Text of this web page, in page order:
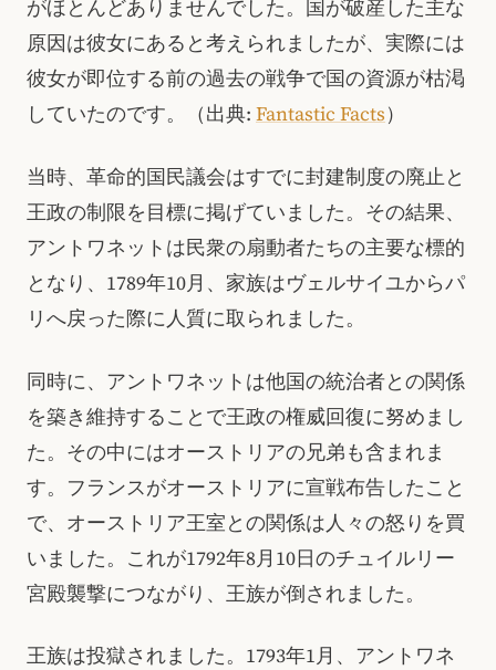
がほとんどありませんでした。国が破産した主な
原因は彼女にあると考えられましたが、実際には
彼女が即位する前の過去の戦争で国の資源が枯渇
していたのです。（出典: Fantastic Facts）
当時、革命的国民議会はすでに封建制度の廃止と
王政の制限を目標に掲げていました。その結果、
アントワネットは民衆の扇動者たちの主要な標的
となり、1789年10月、家族はヴェルサイユからパ
リへ戻った際に人質に取られました。
同時に、アントワネットは他国の統治者との関係
を築き維持することで王政の権威回復に努めまし
た。その中にはオーストリアの兄弟も含まれま
す。フランスがオーストリアに宣戦布告したこと
で、オーストリア王室との関係は人々の怒りを買
いました。これが1792年8月10日のチュイルリー
宮殿襲撃につながり、王族が倒されました。
王族は投獄されました。1793年1月、アントワネ